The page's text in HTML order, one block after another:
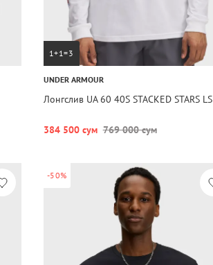
1+1=3
UNDER ARMOUR
Лонгслив UA 60 40S STACKED STARS LS
384 500 сум 769 000 сум
-50%